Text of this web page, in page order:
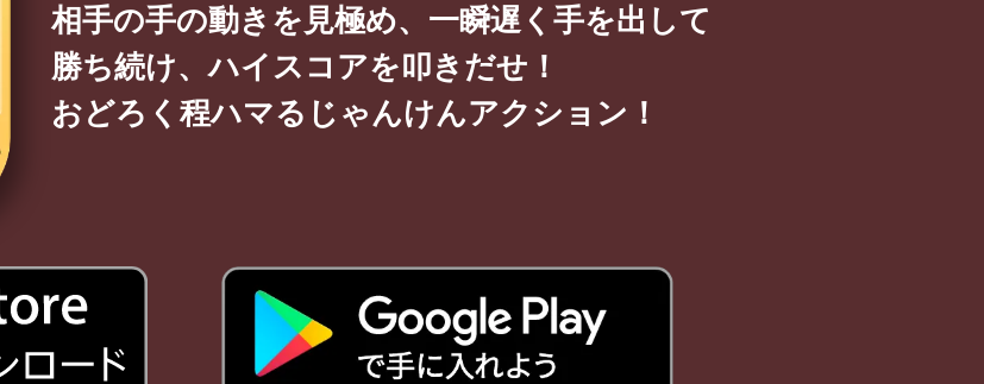
相手の手の動きを見極め、一瞬遅く手を出して
勝ち続け、ハイスコアを叩きだせ！
おどろく程ハマるじゃんけんアクション！